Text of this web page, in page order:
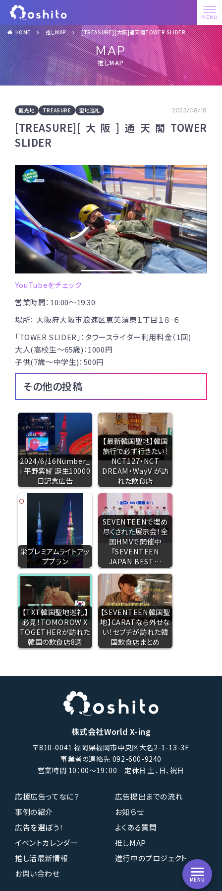
HOME 推しMAP [TREASURE][大阪]通天閣TOWER SLIDER
MAP
推しMAP
観光地 TREASURE 聖地巡礼 2023/08/18
[TREASURE][大阪]通天閣TOWER
SLIDER
YouTubeをチェック
営業時間：10:00～19:30
場所： 大阪府大阪市浪速区恵美須東１丁目１８−６
「TOWER SLIDER」：タワースライダー利用料金（1回)
大人(高校生～65歳)：1000円
子供(7歳～中学生)：500円
その他の投稿
2024/6/16Number_
i 平野紫耀 誕生10000
日記念広告
【最新韓国聖地】韓国
旅行で必ず行きたい！
NCT127・NCT
DREAM・WayV が訪
れた飲食店
栄プレミアムライトアッ
ププラン
SEVENTEENで埋め
尽くされた展示会！全
国HMVで開催中
『SEVENTEEN
JAPAN BEST…
【TXT韓国聖地巡礼】
必見！TOMOROW X
TOGETHERが訪れた
韓国の飲食店8選
【SEVENTEEN韓国聖
地】CARATなら外せな
い！セブチが訪れた韓
国飲食店まとめ
株式会社World X-ing
〒810-0041 福岡県福岡市中央区大名2-1-13-3F
事業者の連絡先 092-600-9240
営業時間 10：00〜19：00 定休日 土、日、祝日
MENU
応援広告ってなに？
広告提出までの流れ
事例の紹介
お知らせ
広告を選ぼう！
よくある質問
イベントカレンダー
推しMAP
推し活最新情報
進行中のプロジェクト
お問い合わせ